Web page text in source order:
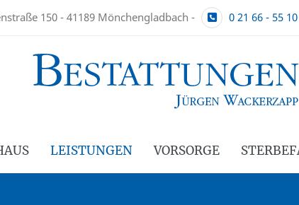
150 - 41189 Mönchengladbach - 0 21 66 - 55
LEISTUNGEN VORSORGE